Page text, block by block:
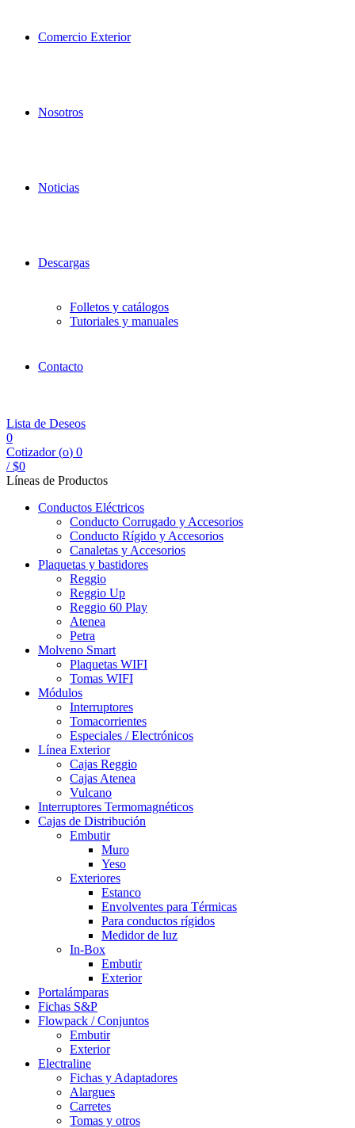
Comercio Exterior
Nosotros
Noticias
Descargas
Folletos y catálogos
Tutoriales y manuales
Contacto
Lista de Deseos
0
Cotizador (o) 0
/ $0
Líneas de Productos
Conductos Eléctricos
Conducto Corrugado y Accesorios
Conducto Rígido y Accesorios
Canaletas y Accesorios
Plaquetas y bastidores
Reggio
Reggio Up
Reggio 60 Play
Atenea
Petra
Molveno Smart
Plaquetas WIFI
Tomas WIFI
Módulos
Interruptores
Tomacorrientes
Especiales / Electrónicos
Línea Exterior
Cajas Reggio
Cajas Atenea
Vulcano
Interruptores Termomagnéticos
Cajas de Distribución
Embutir
Muro
Yeso
Exteriores
Estanco
Envolventes para Térmicas
Para conductos rígidos
Medidor de luz
In-Box
Embutir
Exterior
Portalámparas
Fichas S&P
Flowpack / Conjuntos
Embutir
Exterior
Electraline
Fichas y Adaptadores
Alargues
Carretes
Tomas y otros